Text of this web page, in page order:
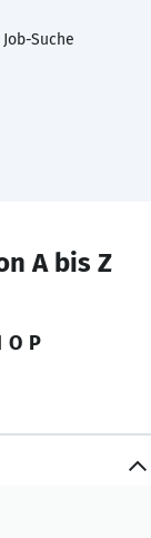
Suche
A bis Z
O P